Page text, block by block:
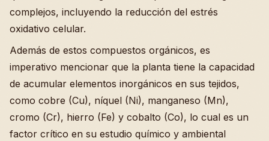
complejos, incluyendo la reducción del estrés
oxidativo celular.
Además de estos compuestos orgánicos, es
imperativo mencionar que la planta tiene la capacidad
de acumular elementos inorgánicos en sus tejidos,
como cobre (Cu), níquel (Ni), manganeso (Mn),
cromo (Cr), hierro (Fe) y cobalto (Co), lo cual es un
factor crítico en su estudio químico y ambiental